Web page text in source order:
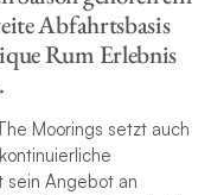
Abfahrtsbasis
Rum Erlebnis
Moorings setzt auch
sein Angebot an